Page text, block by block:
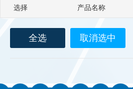
Biotez Berlin
Berry &
LGC Maine
选择 产品名称
全选 取消选中